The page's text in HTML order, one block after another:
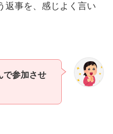
返事を、感じよく言い
で参加させ